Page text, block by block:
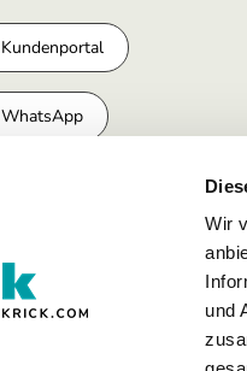
Wir
und
Kundenportal
WhatsApp